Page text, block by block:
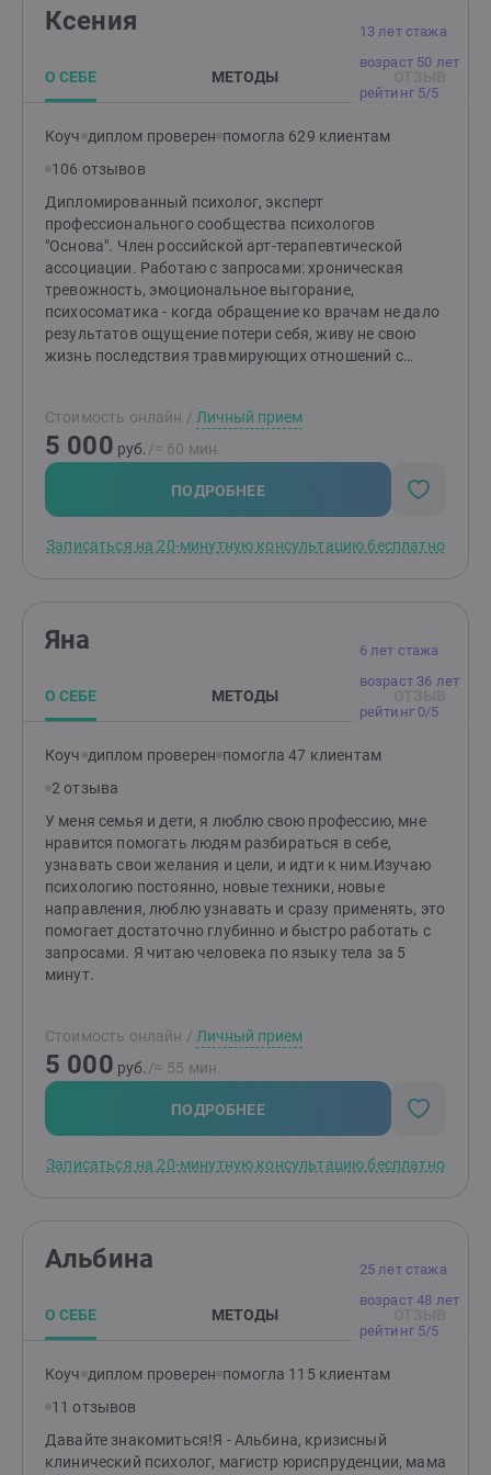
успешными в профессии и при этом быть счастливым
каждому найти свой путь и стратегию по жизни.
13 лет стажа
возраст 50 лет
рейтинг 5/5
Ксения
О СЕБЕ МЕТОДЫ
Коуч диплом проверен помогла 629 клиентам
106 отзывов
Дипломированный психолог, эксперт
профессионального сообщества психологов
"Основа". Член российской арт-терапевтической
ассоциации. Работаю с запросами: хроническая
тревожность, эмоциональное выгорание,
психосоматика - когда обращение ко врачам не дало
результатов ощущение потери себя, живу не свою
жизнь последствия травмирующих отношений с
экзистенциальный кризис, переживание внутреннего
тупика работа с глубинными изменениями и
восстановлением аутентичности Мой любимый метод
работы со взрослыми - глубинная терапия, работа с
подсознанием. Я написала и защитила диссертацию
ограничивающих убеждений, которые формируются
можно обратиться как за длительной работой, так и
выбранного варианта, проясним ваш вопрос и
найдём решение, чтобы ваша жизнь стала лучше,
работы Психолог арт-терапевт-реабилитолог.
потребностями в музеях Кремля. Разработала проект
и выиграла грант благотворительного фонда «Свет»
2 255 460 рублей. Создала доступную среду для
маломобильных посетителей Оружейной палаты и
Успенского собора Кремля. В настоящее время
совмещаю частное психологическое
консультирование и работу психологом в
медицинском центре. СМИ - эксперт.
Стоимость онлайн / Личный прием
5 000 руб. /≈ 60 мин.
ПОДРОБНЕЕ
Записаться на 20-минутную консультацию бесплатно
6 лет стажа
возраст 36 лет
рейтинг 0/5
Яна
О СЕБЕ МЕТОДЫ
Коуч диплом проверен помогла 47 клиентам
2 отзыва
У меня семья и дети, я люблю свою профессию, мне
нравится помогать людям разбираться в себе,
узнавать свои желания и цели, и идти к ним.Изучаю
психологию постоянно, новые техники, новые
направления, люблю узнавать и сразу применять, это
помогает достаточно глубинно и быстро работать с
запросами. Я читаю человека по языку тела за 5
минут.
Стоимость онлайн / Личный прием
5 000 руб. /≈ 55 мин.
ПОДРОБНЕЕ
Записаться на 20-минутную консультацию бесплатно
25 лет стажа
возраст 48 лет
рейтинг 5/5
Альбина
О СЕБЕ МЕТОДЫ
Коуч диплом проверен помогла 115 клиентам
11 отзывов
Давайте знакомиться!Я - Альбина, кризисный
клинический психолог, магистр юриспруденции, мама